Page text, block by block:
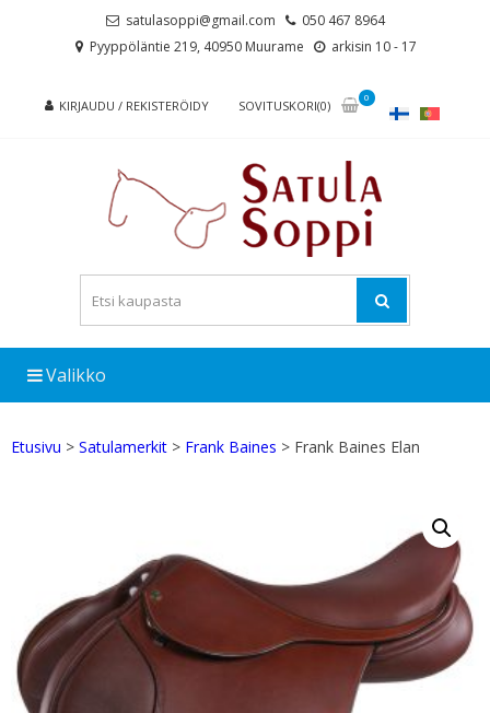
satulasoppi@gmail.com
050 467 8964
Pyyppöläntie 219, 40950 Muurame
arkisin 10 - 17
KIRJAUDU / REKISTERÖIDY SOVITUSKORI(0)
0
Valikko
Etusivu > Satulamerkit > Frank Baines > Frank Baines Elan